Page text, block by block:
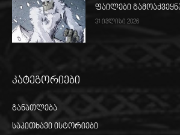
ფაილები
31 ივლისი 2026
კატეგორიები
განათლება
საკითხავი ისტორიები